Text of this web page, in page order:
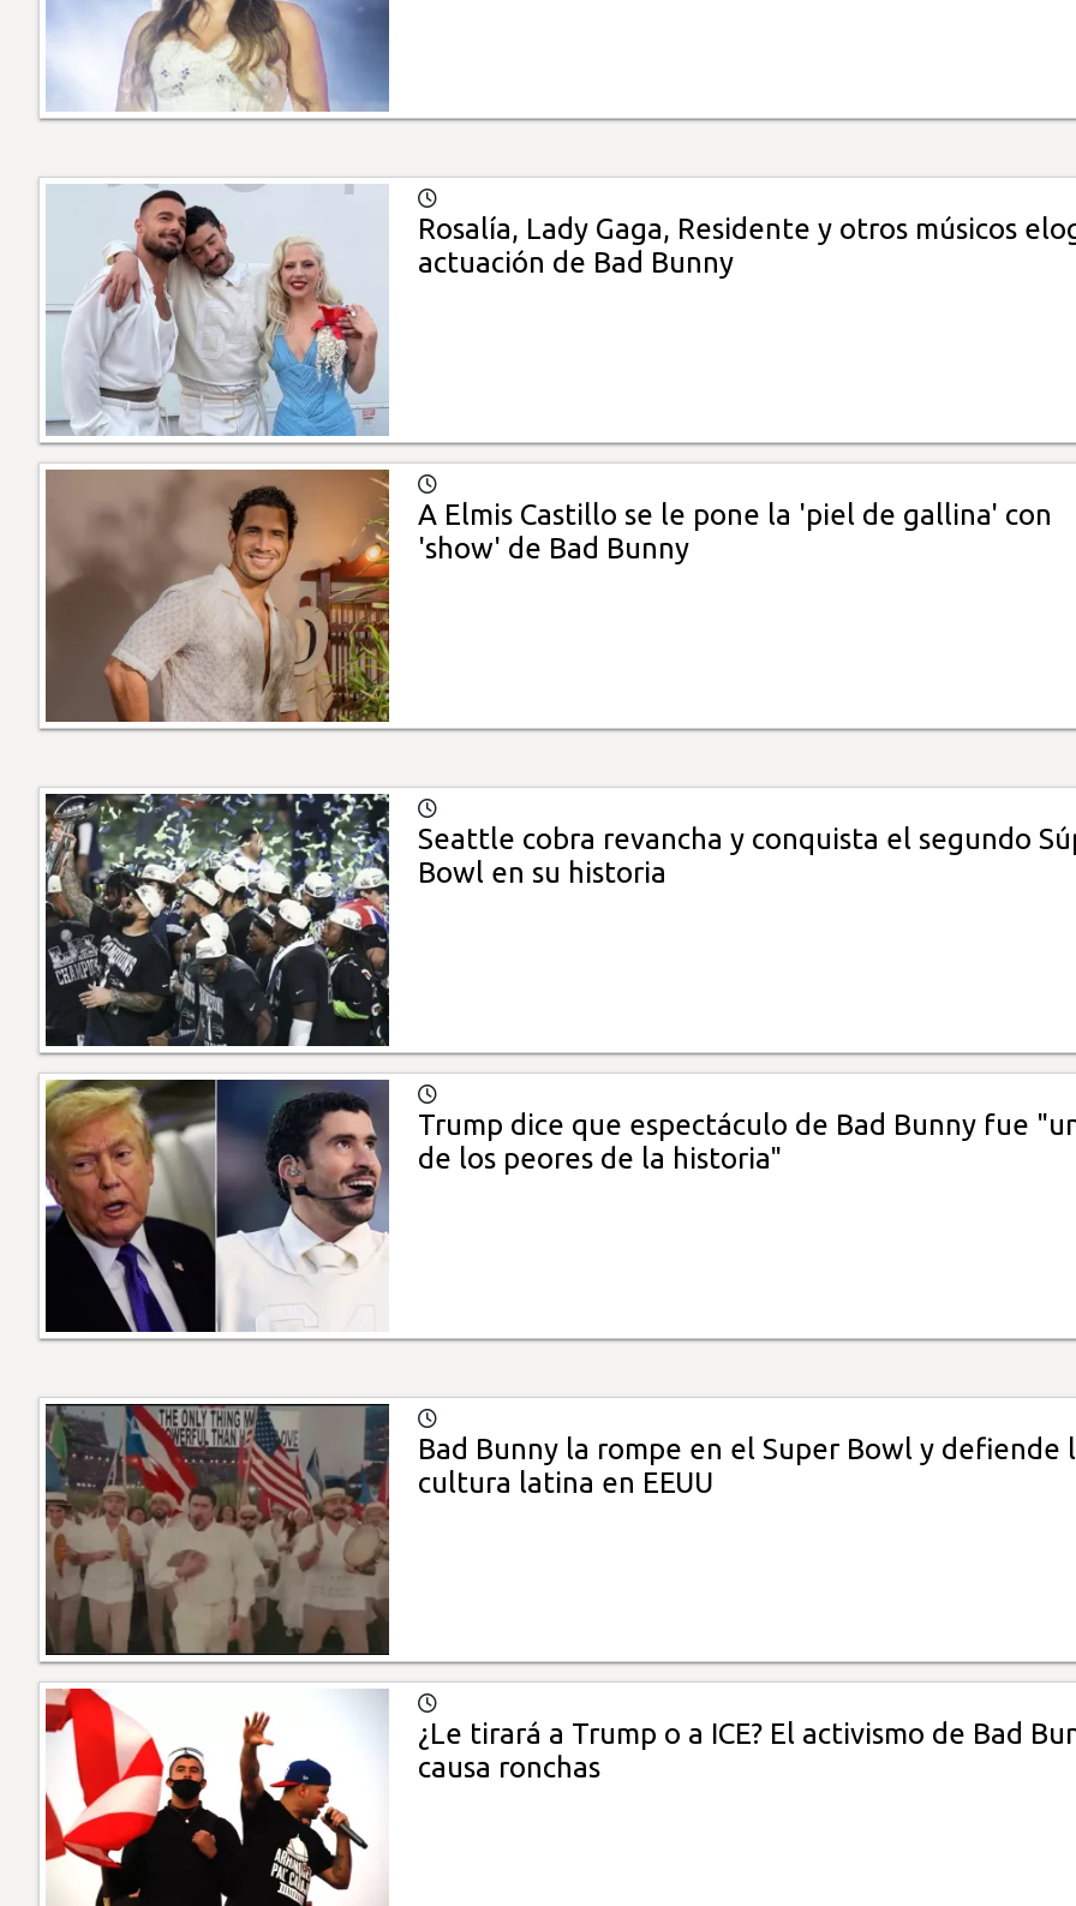
Rosalía, Lady Gaga, Residente y otros músicos
actuación de Bad Bunny
A Elmis Castillo se le pone la 'piel de gallina' con
'show' de Bad Bunny
Seattle cobra revancha y conquista el segundo
Bowl en su historia
Trump dice que espectáculo de Bad Bunny fue
de los peores de la historia"
Bad Bunny la rompe en el Super Bowl y defiende
cultura latina en EEUU
¿Le tirará a Trump o a ICE? El activismo de Bad
causa ronchas